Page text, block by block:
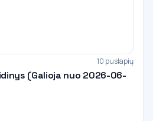
10 puslapių
(Galioja nuo 2026-06-